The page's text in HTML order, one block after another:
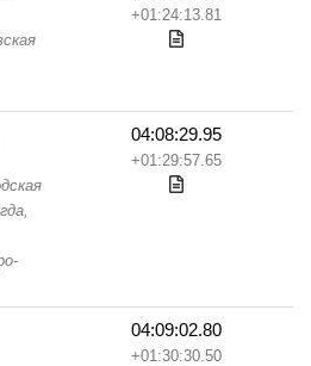
+01:24:13.81
04:08:29.95
+01:29:57.65
04:09:02.80
+01:30:30.50